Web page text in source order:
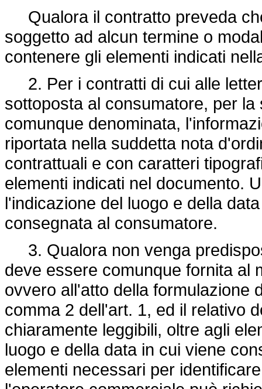
Qualora il contratto preveda
soggetto ad alcun termine o
contenere gli elementi indicati
2. Per i contratti di cui alle
sottoposta al consumatore, per
comunque denominata,
riportata nella suddetta nota
contrattuali e con caratteri
elementi indicati nel documento.
l'indicazione del luogo e della
consegnata al consumatore.
3. Qualora non venga
deve essere comunque fornita al
ovvero all'atto della formulazione
comma 2 dell'art. 1, ed il relativo
chiaramente leggibili, oltre agli
luogo e della data in cui viene
elementi necessari per